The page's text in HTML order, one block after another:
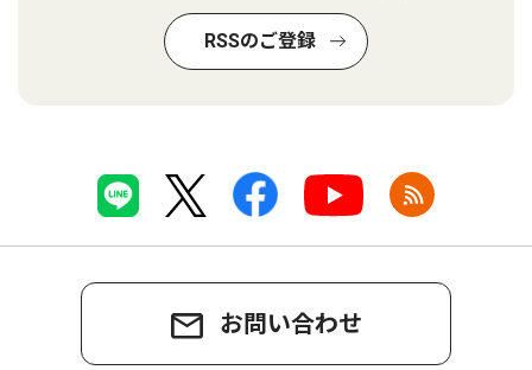
RSSのご登録
お問い合わせ